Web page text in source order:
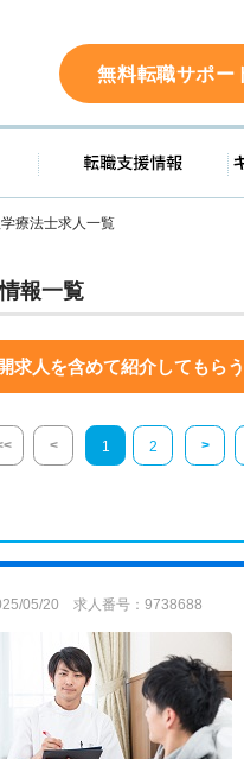
0120-941-651 無料転職サポー
転職成功事例
療法士求人一覧
報一覧
求人を含めて紹介してもらう
< 1 2 >
05/20 求人番号：9738688